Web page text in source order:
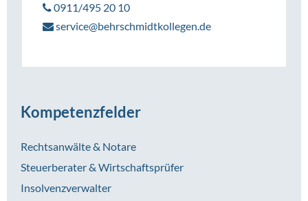
0911/495 20 10
service@behrschmidtkollegen.de
Kompetenzfelder
Rechtsanwälte & Notare
Steuerberater & Wirtschaftsprüfer
Insolvenzverwalter